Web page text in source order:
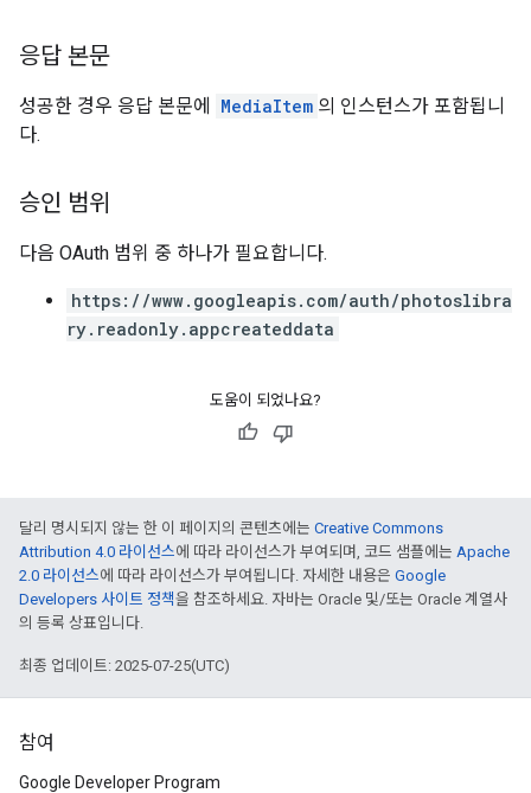
응답 본문
성공한 경우 응답 본문에 MediaItem 의 인스턴스가 포함됩니
다.
승인 범위
다음 OAuth 범위 중 하나가 필요합니다.
https://www.googleapis.com/auth/photoslibra
ry.readonly.appcreateddata
도움이 되었나요?
달리 명시되지 않는 한 이 페이지의 콘텐츠에는 Creative Commons
Attribution 4.0 라이선스에 따라 라이선스가 부여되며, 코드 샘플에는 Apache
2.0 라이선스에 따라 라이선스가 부여됩니다. 자세한 내용은 Google
Developers 사이트 정책을 참조하세요. 자바는 Oracle 및/또는 Oracle 계열사
의 등록 상표입니다.
최종 업데이트: 2025-07-25(UTC)
참여
Google Developer Program